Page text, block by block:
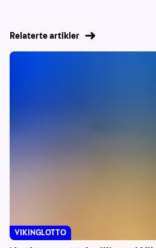
Relaterte artikler
VIKINGLOTTO